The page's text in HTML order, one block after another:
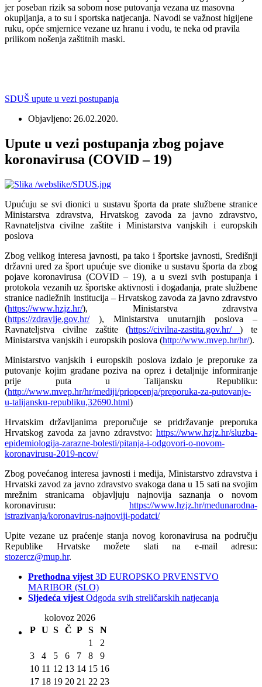
jer poseban rizik sa sobom nose putovanja vezana uz masovna
okupljanja, a to su i sportska natjecanja. Navodi se važnost higijene
ruku, opće smjernice vezane uz hranu i vodu, te neka od pravila
prilikom nošenja zaštitnih maski.
SDUŠ upute u vezi postupanja
Objavljeno: 26.02.2020.
Upute u vezi postupanja zbog pojave
koronavirusa (COVID – 19)
Upućuju se svi dionici u sustavu športa da prate službene stranice
Ministarstva zdravstva, Hrvatskog zavoda za javno zdravstvo,
Ravnateljstva civilne zaštite i Ministarstva vanjskih i europskih
poslova
Zbog velikog interesa javnosti, pa tako i športske javnosti, Središnji
državni ured za šport upućuje sve dionike u sustavu športa da zbog
pojave koronavirusa (COVID – 19), a u svezi svih postupanja i
protokola vezanih uz športske aktivnosti i događanja, prate službene
stranice nadležnih institucija – Hrvatskog zavoda za javno zdravstvo
(https://www.hzjz.hr/), Ministarstva zdravstva
(https://zdravlje.gov.hr/), Ministarstva unutarnjih poslova –
Ravnateljstva civilne zaštite (https://civilna-zastita.gov.hr/) te
Ministarstva vanjskih i europskih poslova (http://www.mvep.hr/hr/).
Ministarstvo vanjskih i europskih poslova izdalo je preporuke za
putovanje kojim građane poziva na oprez i detaljnije informiranje
prije puta u Talijansku Republiku:
(http://www.mvep.hr/hr/mediji/priopcenja/preporuka-za-putovanje-
u-talijansku-republiku,32690.html)
Hrvatskim državljanima preporučuje se pridržavanje preporuka
Hrvatskog zavoda za javno zdravstvo: https://www.hzjz.hr/sluzba-
epidemiologija-zarazne-bolesti/pitanja-i-odgovori-o-novom-
koronavirusu-2019-ncov/
Zbog povećanog interesa javnosti i medija, Ministarstvo zdravstva i
Hrvatski zavod za javno zdravstvo svakoga dana u 15 sati na svojim
mrežnim stranicama objavljuju najnovija saznanja o novom
koronavirusu: https://www.hzjz.hr/medunarodna-
istrazivanja/koronavirus-najnoviji-podatci/
Upite vezane uz praćenje stanja novog koronavirusa na području
Republike Hrvatske možete slati na e-mail adresu:
stozercz@mup.hr.
Prethodna vijest 3D EUROPSKO PRVENSTVO
MARIBOR (SLO)
Sljedeća vijest Odgoda svih streličarskih natjecanja
kolovoz 2026
P U S Č P S
N
1
2
3
4 5 6 7 8
9
10 11 12 13 14 15 16
17 18 19 20 21 22 23